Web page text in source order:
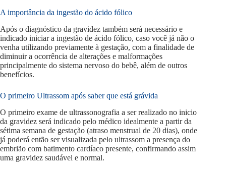
A importância da ingestão do ácido fólico
Após o diagnóstico da gravidez também será necessário e
indicado iniciar a ingestão de ácido fólico, caso você já não o
venha utilizando previamente à gestação, com a finalidade de
diminuir a ocorrência de alterações e malformações
principalmente do sistema nervoso do bebê, além de outros
benefícios.
O primeiro Ultrassom após saber que está grávida
O primeiro exame de ultrassonografia a ser realizado no inicio
da gravidez será indicado pelo médico idealmente a partir da
sétima semana de gestação (atraso menstrual de 20 dias), onde
já poderá então ser visualizada pelo ultrassom a presença do
embrião com batimento cardíaco presente, confirmando assim
uma gravidez saudável e normal.